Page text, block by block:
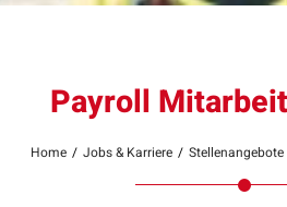
Payroll
Home / Jobs & Karriere / Stellenangebote